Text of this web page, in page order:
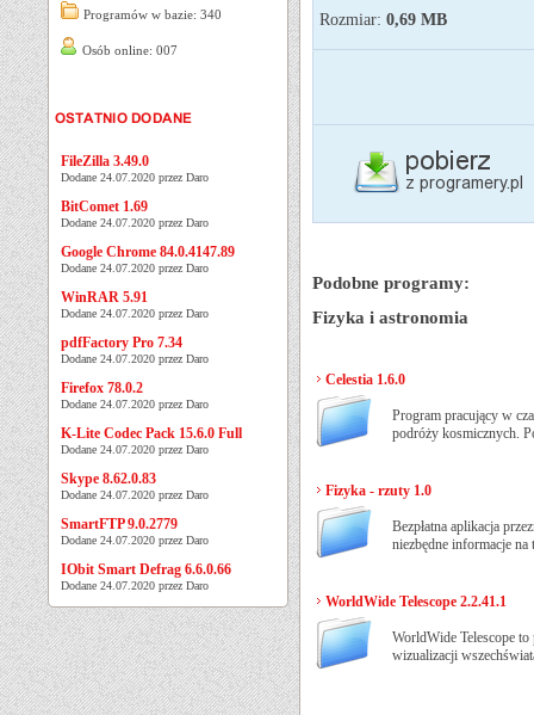
Programów w bazie: 340
Osób online: 007
FileZilla 3.49.0
Dodane 24.07.2020 przez Daro
BitComet 1.69
Dodane 24.07.2020 przez Daro
Google Chrome 84.0.4147.89
Dodane 24.07.2020 przez Daro
WinRAR 5.91
Dodane 24.07.2020 przez Daro
pdfFactory Pro 7.34
Dodane 24.07.2020 przez Daro
Firefox 78.0.2
Dodane 24.07.2020 przez Daro
K-Lite Codec Pack 15.6.0 Full
Dodane 24.07.2020 przez Daro
Skype 8.62.0.83
Dodane 24.07.2020 przez Daro
SmartFTP 9.0.2779
Dodane 24.07.2020 przez Daro
IObit Smart Defrag 6.6.0.66
Dodane 24.07.2020 przez Daro
Rozmiar: 0,69 MB
Podobne programy:
Fizyka i astronomia
Celestia 1.6.0
Program pracujący w
podróży kosmicznych.
Fizyka - rzuty 1.0
Bezpłatna aplikacja
niezbędne informacje
WorldWide Telescope 2.2.41.1
WorldWide Telescope
wizualizacji